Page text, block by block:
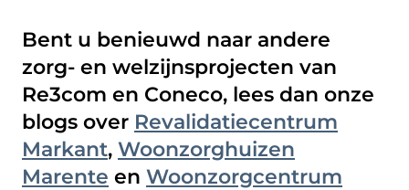
Bent u benieuwd naar andere
zorg- en welzijnsprojecten van
Re3com en Coneco, lees dan onze
blogs over Revalidatiecentrum
Markant, Woonzorghuizen
Marente en Woonzorgcentrum